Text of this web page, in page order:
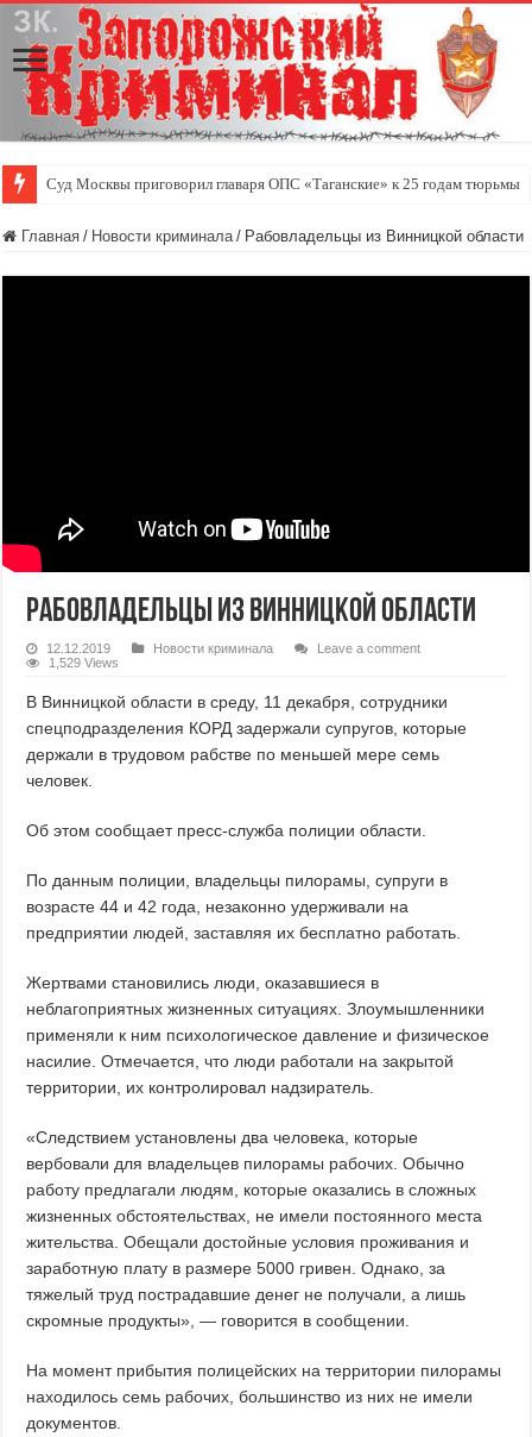
Суд Москвы приговорил главаря ОПС «Таганские» к 25 годам тюрьмы
Главная / Новости криминала / Рабовладельцы из Винницкой области
Рабовладельцы из Винницкой области
12.12.2019 Новости криминала
Leave a comment
1,529 Views
В Винницкой области в среду, 11 декабря, сотрудники
спецподразделения КОРД задержали супругов, которые
держали в трудовом рабстве по меньшей мере семь
человек.
Об этом сообщает пресс-служба полиции области.
По данным полиции, владельцы пилорамы, супруги в
возрасте 44 и 42 года, незаконно удерживали на
предприятии людей, заставляя их бесплатно работать.
Жертвами становились люди, оказавшиеся в
неблагоприятных жизненных ситуациях. Злоумышленники
применяли к ним психологическое давление и физическое
насилие. Отмечается, что люди работали на закрытой
территории, их контролировал надзиратель.
«Следствием установлены два человека, которые
вербовали для владельцев пилорамы рабочих. Обычно
работу предлагали людям, которые оказались в сложных
жизненных обстоятельствах, не имели постоянного места
жительства. Обещали достойные условия проживания и
заработную плату в размере 5000 гривен. Однако, за
тяжелый труд пострадавшие денег не получали, а лишь
скромные продукты», — говорится в сообщении.
На момент прибытия полицейских на территории пилорамы
находилось семь рабочих, большинство из них не имели
документов.